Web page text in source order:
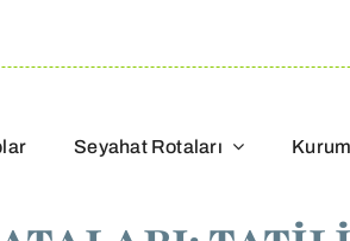
Seyahat Rotaları